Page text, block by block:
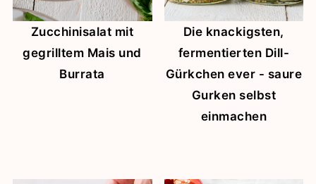
Zucchinisalat mit
gegrilltem Mais und
Burrata
Die knackigsten,
fermentierten Dill-
Gürkchen ever - saure
Gurken selbst
einmachen